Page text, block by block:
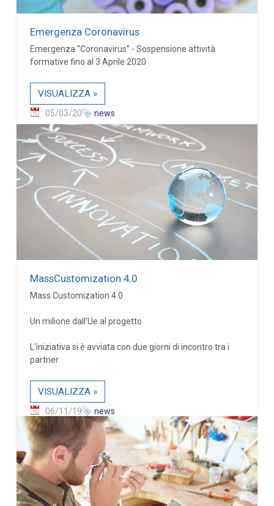
Emergenza Coronavirus
Emergenza “Coronavirus” - Sospensione attività
formative fino al 3 Aprile 2020
VISUALIZZA »
05/03/20 news
MassCustomization 4.0
Mass Customization 4.0
Un milione dall'Ue al progetto
L'iniziativa si è avviata con due giorni di incontro tra i
partner
VISUALIZZA »
06/11/19 news